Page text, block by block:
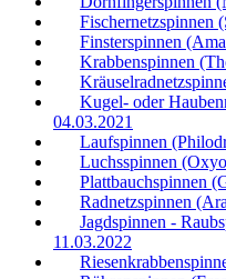
Fischernetzspinnen
Finsterspinnen
Krabbenspinnen
Kugel- oder
04.03.2021
Laufspinnen
Luchsspinnen
Plattbauchspinnen
Radnetzspinnen
Jagdspinnen -
11.03.2022